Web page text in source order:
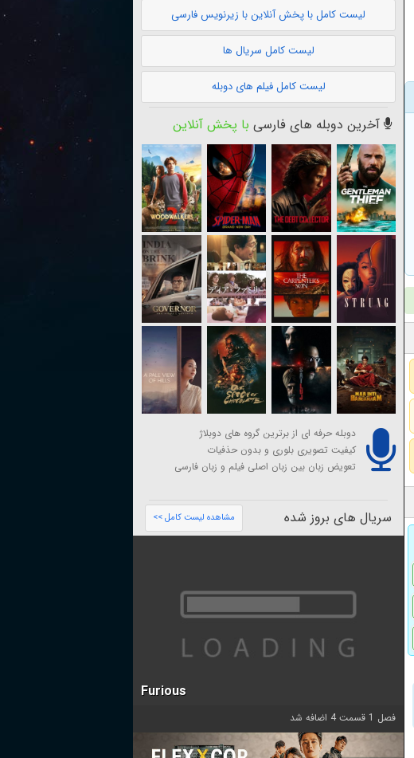
لیست کامل با پخش آنلاین با زیرنویس فارسی
لیست کامل سریال ها
لیست کامل فیلم های دوبله
آخرین دوبله های فارسی با پخش آنلاین
دوبله حرفه ای از برترین گروه های دوبلاژ
کیفیت تصویری بلوری و بدون حذفیات
تعویض زبان بین زبان اصلی فیلم و زبان فارسی
سریال های بروز شده مشاهده لیست کامل >>
Furious
فصل 1 قسمت 4 اضافه شد